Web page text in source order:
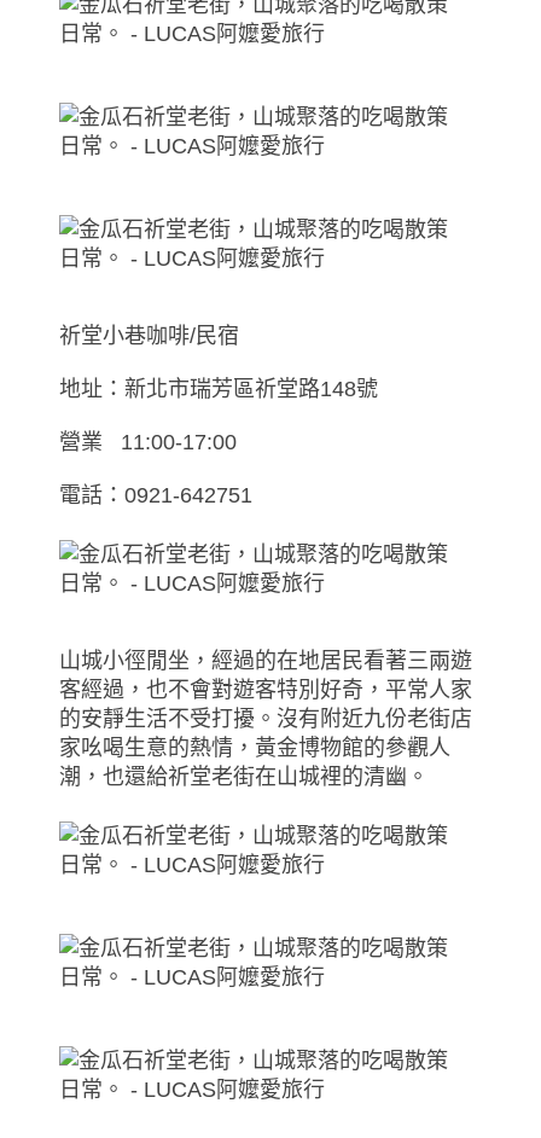
祈堂小巷咖啡/民宿
地址：新北市瑞芳區祈堂路148號
營業 11:00-17:00
電話：0921-642751
山城小徑閒坐，經過的在地居民看著三兩遊
客經過，也不會對遊客特別好奇，平常人家
的安靜生活不受打擾。沒有附近九份老街店
家吆喝生意的熱情，黃金博物館的參觀人
潮，也還給祈堂老街在山城裡的清幽。